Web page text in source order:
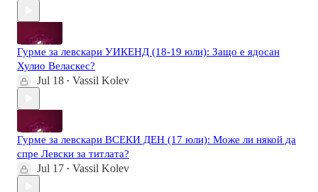
Гурме за левскари УИКЕНД (18-19 юли): Защо е ядосан
Хулио Веласкес?
Jul 18 • Vassil Kolev
Гурме за левскари ВСЕКИ ДЕН (17 юли): Може ли някой да
спре Левски за титлата?
Jul 17 • Vassil Kolev